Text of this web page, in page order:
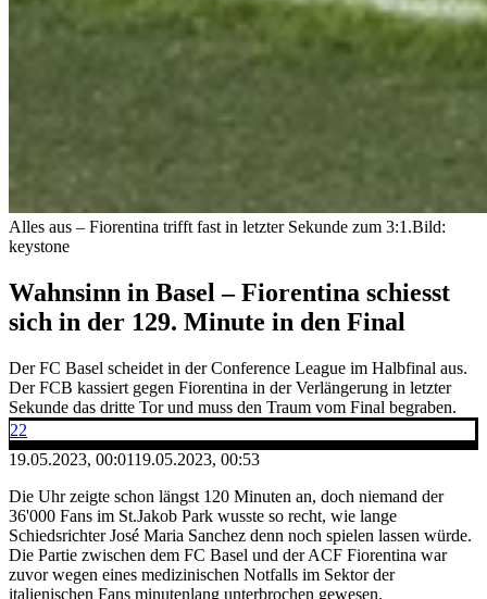
Alles aus – Fiorentina trifft fast in letzter Sekunde zum 3:1.Bild:
keystone
Wahnsinn in Basel – Fiorentina schiesst
sich in der 129. Minute in den Final
Der FC Basel scheidet in der Conference League im Halbfinal aus.
Der FCB kassiert gegen Fiorentina in der Verlängerung in letzter
Sekunde das dritte Tor und muss den Traum vom Final begraben.
22
19.05.2023, 00:0119.05.2023, 00:53
Die Uhr zeigte schon längst 120 Minuten an, doch niemand der
36'000 Fans im St.Jakob Park wusste so recht, wie lange
Schiedsrichter José Maria Sanchez denn noch spielen lassen würde.
Die Partie zwischen dem FC Basel und der ACF Fiorentina war
zuvor wegen eines medizinischen Notfalls im Sektor der
italienischen Fans minutenlang unterbrochen gewesen.